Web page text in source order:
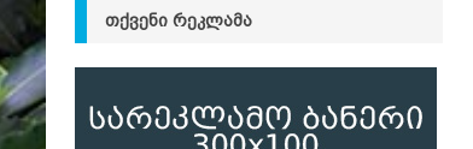
ᲗᲥᲕᲔᲜᲘ ᲠᲔᲙᲚᲐᲛᲐ